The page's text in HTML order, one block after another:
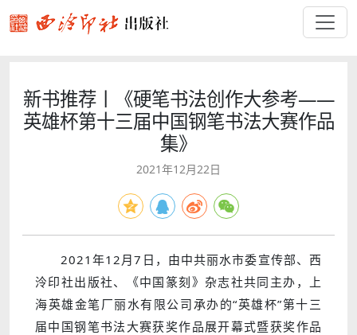
新书推荐丨《硬笔书法创作大参考——
英雄杯第十三届中国钢笔书法大赛作品
集》
2021年12月22日
2021年12月7日，由中共丽水市委宣传部、西
泠印社出版社、《中国篆刻》杂志社共同主办，上
海英雄金笔厂丽水有限公司承办的“英雄杯”第十三
届中国钢笔书法大赛获奖作品展开幕式暨获奖作品